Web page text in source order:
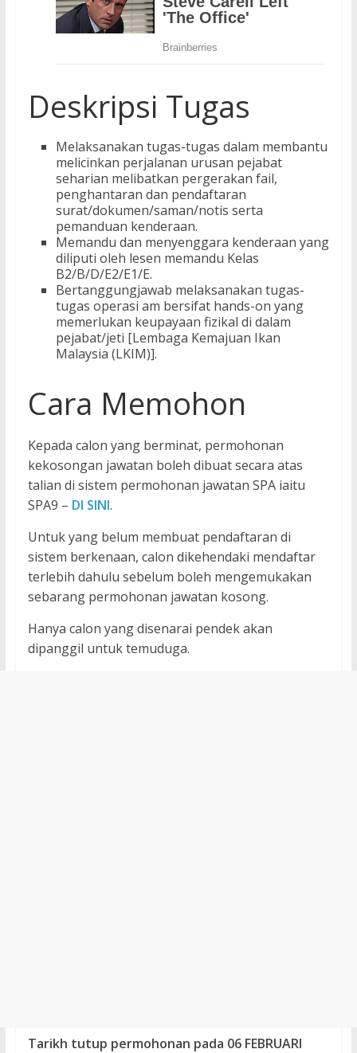
Deskripsi Tugas
Melaksanakan tugas-tugas dalam membantu
melicinkan perjalanan urusan pejabat
seharian melibatkan pergerakan fail,
penghantaran dan pendaftaran
surat/dokumen/saman/notis serta
pemanduan kenderaan.
Memandu dan menyenggara kenderaan yang
diliputi oleh lesen memandu Kelas
B2/B/D/E2/E1/E.
Bertanggungjawab melaksanakan tugas-
tugas operasi am bersifat hands-on yang
memerlukan keupayaan fizikal di dalam
pejabat/jeti [Lembaga Kemajuan Ikan
Malaysia (LKIM)].
Cara Memohon
Kepada calon yang berminat, permohonan
kekosongan jawatan boleh dibuat secara atas
talian di sistem permohonan jawatan SPA iaitu
SPA9 – DI SINI.
Untuk yang belum membuat pendaftaran di
sistem berkenaan, calon dikehendaki mendaftar
terlebih dahulu sebelum boleh mengemukakan
sebarang permohonan jawatan kosong.
Hanya calon yang disenarai pendek akan
dipanggil untuk temuduga.
Tarikh tutup permohonan pada 06 FEBRUARI